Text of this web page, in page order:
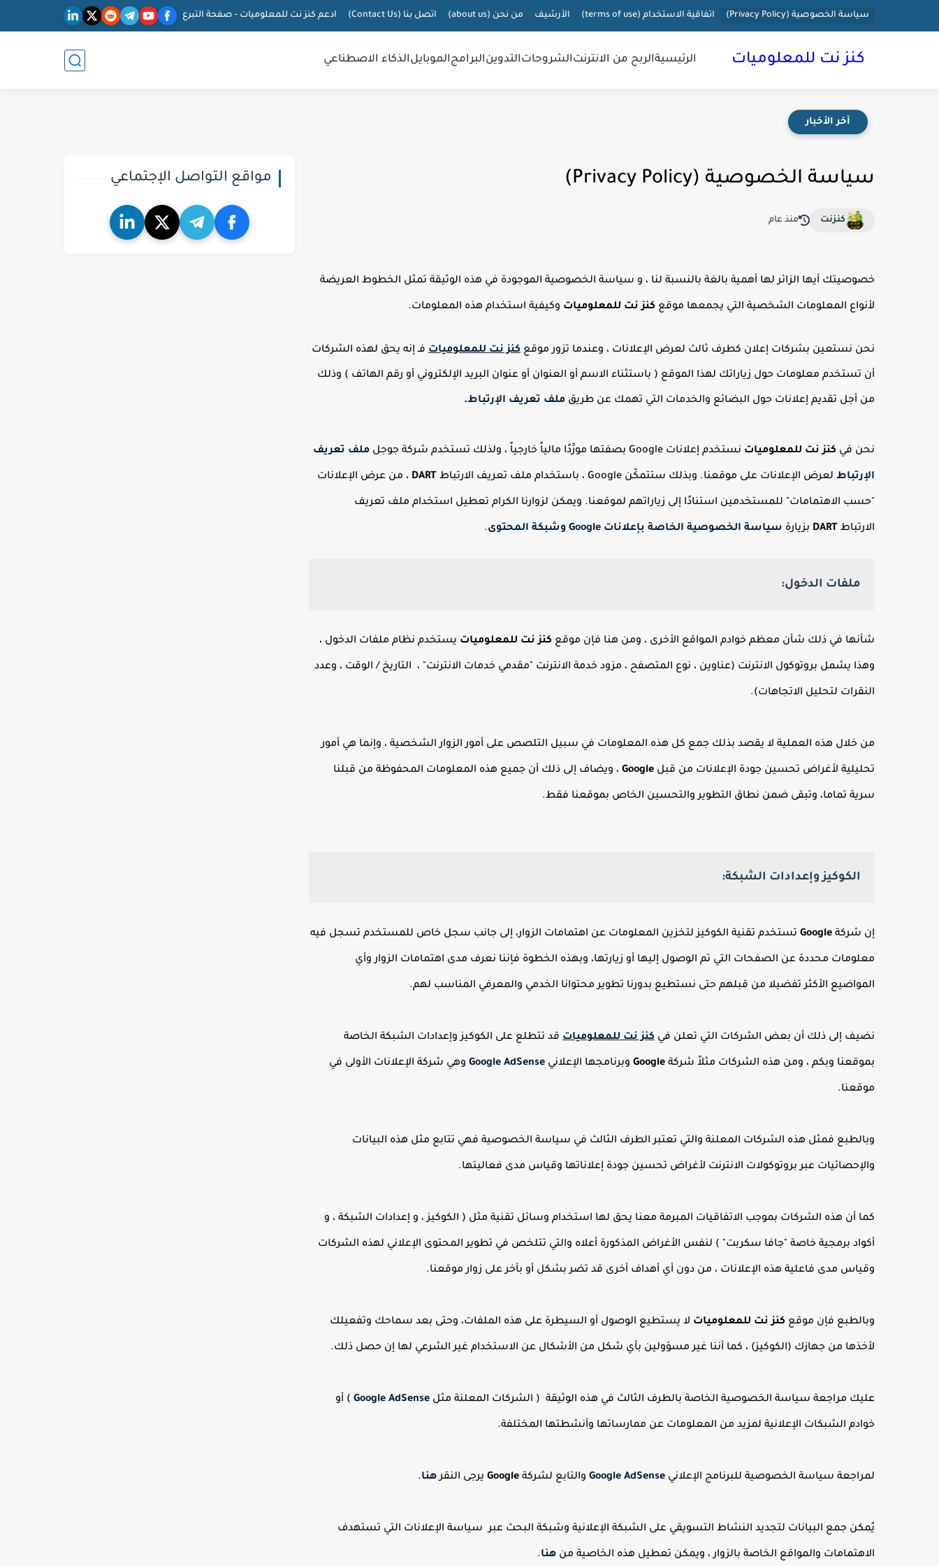
سياسة الخصوصية (Privacy Policy) اتفاقية الاستخدام (terms of use) الأرشيف من نحن (about us) اتصل بنا (Contact Us) ادعم كنز نت للمعلوميات - صفحة التبرع
كنز نت للمعلوميات الرئيسيةالربح من الانترنتالشروحاتالتدوينالبرامجالموبايلالذكاء الاصطناعي
آخر الأخبار
سياسة الخصوصية (Privacy Policy)
كنزنت منذ عام
خصوصيتك أيها الزائر لها أهمية بالغة بالنسبة لنا ، و سياسة الخصوصية الموجودة في هذه الوثيقة تمثل الخطوط العريضة
لأنواع المعلومات الشخصية التي يجمعها موقع كنز نت للمعلوميات وكيفية استخدام هذه المعلومات.
نحن نستعين بشركات إعلان كطرف ثالث لعرض الإعلانات ، وعندما تزور موقع كنز نت للمعلوميات فـ إنه يحق لهذه الشركات
أن تستخدم معلومات حول زياراتك لهذا الموقع ( باستثناء الاسم أو العنوان أو عنوان البريد الإلكتروني أو رقم الهاتف ) وذلك
من أجل تقديم إعلانات حول البضائع والخدمات التي تهمك عن طريق ملف تعريف الإرتباط.
نحن في كنز نت للمعلوميات نستخدم إعلانات Google بصفتها مورِّدًا مالياً خارجياً ، ولذلك تستخدم شركة جوجل ملف تعريف
الإرتباط لعرض الإعلانات على موقعنا. وبذلك ستتمكّن Google ، باستخدام ملف تعريف الارتباط DART ، من عرض الإعلانات
"حسب الاهتمامات" للمستخدمين استنادًا إلى زياراتهم لموقعنا. ويمكن لزوارنا الكرام تعطيل استخدام ملف تعريف
الارتباط DART بزيارة سياسة الخصوصية الخاصة بإعلانات Google وشبكة المحتوى .
ملفات الدخول:
شأنها في ذلك شأن معظم خوادم المواقع الأخرى ، ومن هنا فإن موقع كنز نت للمعلوميات يستخدم نظام ملفات الدخول ،
وهذا يشمل بروتوكول الانترنت (عناوين ، نوع المتصفح ، مزود خدمة الانترنت "مقدمي خدمات الانترنت" ، التاريخ / الوقت ، وعدد
النقرات لتحليل الاتجاهات).
من خلال هذه العملية لا يقصد بذلك جمع كل هذه المعلومات في سبيل التلصص على أمور الزوار الشخصية ، وإنما هي أمور
تحليلية لأغراض تحسين جودة الإعلانات من قبل Google ، ويضاف إلى ذلك أن جميع هذه المعلومات المحفوظة من قبلنا
سرية تماما، وتبقى ضمن نطاق التطوير والتحسين الخاص بموقعنا فقط.
الكوكيز وإعدادات الشبكة:
إن شركة Google تستخدم تقنية الكوكيز لتخزين المعلومات عن اهتمامات الزوار، إلى جانب سجل خاص للمستخدم تسجل فيه
معلومات محددة عن الصفحات التي تم الوصول إليها أو زيارتها، وبهذه الخطوة فإننا نعرف مدى اهتمامات الزوار وأي
المواضيع الأكثر تفضيلا من قبلهم حتى نستطيع بدورنا تطوير محتوانا الخدمي والمعرفي المناسب لهم.
نضيف إلى ذلك أن بعض الشركات التي تعلن في كنز نت للمعلوميات قد تتطلع على الكوكيز وإعدادات الشبكة الخاصة
بموقعنا وبكم ، ومن هذه الشركات مثلاً شركة Google وبرنامجها الإعلاني Google AdSense وهي شركة الإعلانات الأولى في
موقعنا.
وبالطبع فمثل هذه الشركات المعلنة والتي تعتبر الطرف الثالث في سياسة الخصوصية فهي تتابع مثل هذه البيانات
والإحصائيات عبر بروتوكولات الانترنت لأغراض تحسين جودة إعلاناتها وقياس مدى فعاليتها.
كما أن هذه الشركات بموجب الاتفاقيات المبرمة معنا يحق لها استخدام وسائل تقنية مثل ( الكوكيز ، و إعدادات الشبكة ، و
أكواد برمجية خاصة "جافا سكربت" ) لنفس الأغراض المذكورة أعلاه والتي تتلخص في تطوير المحتوى الإعلاني لهذه الشركات
وقياس مدى فاعلية هذه الإعلانات ، من دون أي أهداف أخرى قد تضر بشكل أو بآخر على زوار موقعنا.
وبالطبع فإن موقع كنز نت للمعلوميات لا يستطيع الوصول أو السيطرة على هذه الملفات، وحتى بعد سماحك وتفعيلك
لأخذها من جهازك (الكوكيز) ، كما أننا غير مسؤولين بأي شكل من الأشكال عن الاستخدام غير الشرعي لها إن حصل ذلك.
عليك مراجعة سياسة الخصوصية الخاصة بالطرف الثالث في هذه الوثيقة ( الشركات المعلنة مثل Google AdSense ) أو
خوادم الشبكات الإعلانية لمزيد من المعلومات عن ممارساتها وأنشطتها المختلفة.
لمراجعة سياسة الخصوصية للبرنامج الإعلاني Google AdSense والتابع لشركة Google يرجى النقرهنا.
يُمكن جمع البيانات لتجديد النشاط التسويقي على الشبكة الإعلانية وشبكة البحث عبر سياسة الإعلانات التي تستهدف
الاهتمامات والمواقع الخاصة بالزوار ، ويمكن تعطيل هذه الخاصية من هنا.
مواقع التواصل الإجتماعي